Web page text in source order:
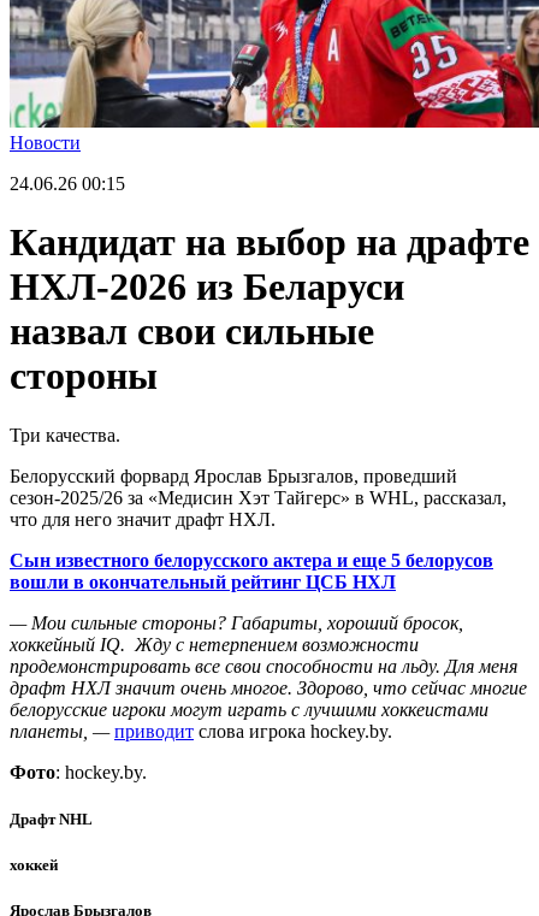
Новости
24.06.26 00:15
Кандидат на выбор на драфте
НХЛ-2026 из Беларуси
назвал свои сильные
стороны
Три качества.
Белорусский форвард Ярослав Брызгалов, проведший
сезон-2025/26 за «Медисин Хэт Тайгерс» в WHL, рассказал,
что для него значит драфт НХЛ.
Сын известного белорусского актера и еще 5 белорусов
вошли в окончательный рейтинг ЦСБ НХЛ
— Мои сильные стороны? Габариты, хороший бросок,
хоккейный IQ. Жду с нетерпением возможности
продемонстрировать все свои способности на льду. Для меня
драфт НХЛ значит очень многое. Здорово, что сейчас многие
белорусские игроки могут играть с лучшими хоккеистами
планеты, — приводит слова игрока hоckey.by.
Фото: hockey.by.
Драфт NHL
хоккей
Ярослав Брызгалов